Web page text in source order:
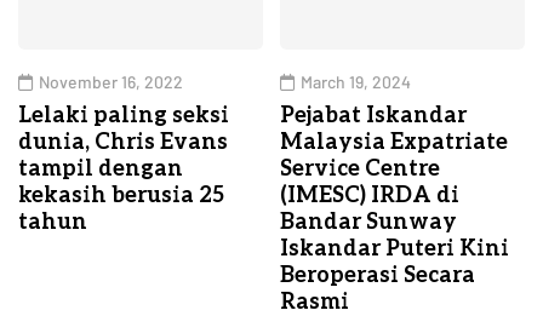
November 16, 2022
Lelaki paling seksi
dunia, Chris Evans
tampil dengan
kekasih berusia 25
tahun
March 19, 2024
Pejabat Iskandar
Malaysia Expatriate
Service Centre
(IMESC) IRDA di
Bandar Sunway
Iskandar Puteri Kini
Beroperasi Secara
Rasmi